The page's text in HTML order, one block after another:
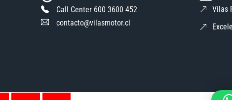
Call Center 600 3600 452
contacto@vilasmotor.cl
Vilas